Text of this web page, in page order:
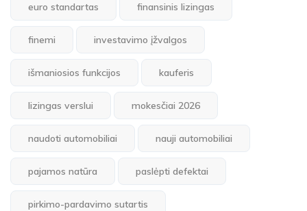
euro standartas finansinis lizingas
finemi investavimo įžvalgos
išmaniosios funkcijos kauferis
lizingas verslui mokesčiai 2026
naudoti automobiliai nauji automobiliai
pajamos natūra paslėpti defektai
pirkimo-pardavimo sutartis